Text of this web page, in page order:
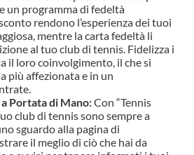
un programma di fedeltà
rendono l’esperienza dei tuoi
mentre la carta fedeltà li
al tuo club di tennis. Fidelizza i
il loro coinvolgimento, il che si
più affezionata e in un
Portata di Mano:Con “Tennis
club di tennis sono sempre a
sguardo alla pagina di
il meglio di ciò che hai da